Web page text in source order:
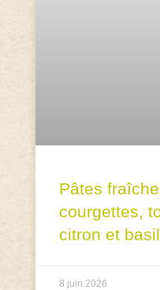
Pâtes
courgettes,
citron et
8 juin 2026